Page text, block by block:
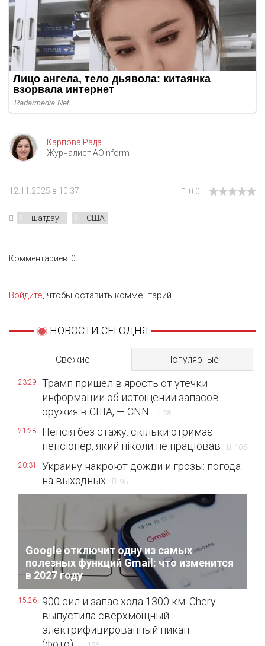
Карпова Рада
Журналист AOinform
12.11.2025 в 10:37 0.0
шатдаун США
Комментариев: 0
Войдите, чтобы оставить комментарий.
НОВОСТИ СЕГОДНЯ
Свежие Популярные
23:29
Трамп пришел в ярость от утечки
информации об истощении запасов
оружия в США, — CNN
28
21:28
Пенсія без стажу: скільки отримає
пенсіонер, який ніколи не працював
105
20:31
Украину накроют дожди и грозы: погода
на выходных
95
Google отключит одну из самых
полезных функций Gmail: что изменится
в 2027 году
15:26
900 сил и запас хода 1300 км: Chery
выпустила сверхмощный
электрифицированный пикап